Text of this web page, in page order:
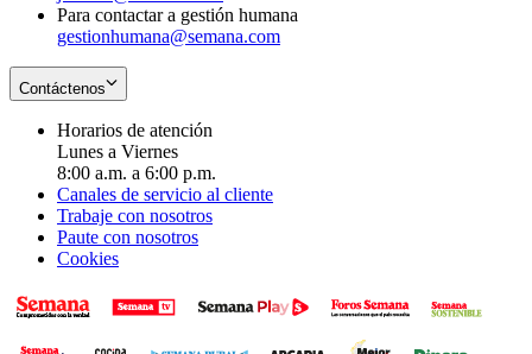
Para contactar a gestión humana
gestionhumana@semana.com
Contáctenos
Horarios de atención
Lunes a Viernes
8:00 a.m. a 6:00 p.m.
Canales de servicio al cliente
Trabaje con nosotros
Paute con nosotros
Cookies